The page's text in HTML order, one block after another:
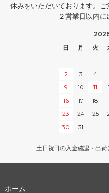
休みをいただいております。
２営業日以内に
日
月 火
2
3 4
9
10 11
16
17 18
23
24 25
30
31
土日祝日の入金確認・出荷
ホーム